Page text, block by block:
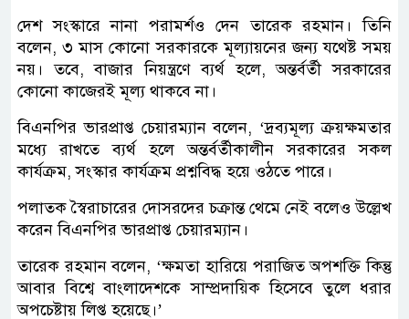
দেশ সংস্কারে নানা পরামর্শও দেন তারেক রহমান। তিনি
বলেন, ৩ মাস কোনো সরকারকে মূল্যায়নের জন্য যথেষ্ট সময়
নয়। তবে, বাজার নিয়ন্ত্রণে ব্যর্থ হলে, অন্তর্বর্তী সরকারের
কোনো কাজেরই মূল্য থাকবে না।
বিএনপির ভারপ্রাপ্ত চেয়ারম্যান বলেন, ‘দ্রব্যমূল্য ক্রয়ক্ষমতার
মধ্যে রাখতে ব্যর্থ হলে অন্তর্বর্তীকালীন সরকারের সকল
কার্যক্রম, সংস্কার কার্যক্রম প্রশ্নবিদ্ধ হয়ে ওঠতে পারে।
পলাতক স্বৈরাচারের দোসরদের চক্রান্ত থেমে নেই বলেও উল্লেখ
করেন বিএনপির ভারপ্রাপ্ত চেয়ারম্যান।
তারেক রহমান বলেন, ‘ক্ষমতা হারিয়ে পরাজিত অপশক্তি কিন্তু
আবার বিশ্বে বাংলাদেশকে সাম্প্রদায়িক হিসেবে তুলে ধরার
অপচেষ্টায় লিপ্ত হয়েছে।’